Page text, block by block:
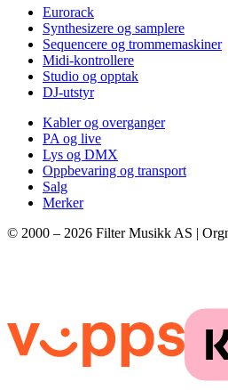
Eurorack
Synthesizere og samplere
Sequencere og trommemaskiner
Midi-kontrollere
Studio og opptak
DJ-utstyr
Kabler og overganger
PA og live
Lys og DMX
Oppbevaring og transport
Salg
Merker
© 2000 – 2026 Filter Musikk AS |